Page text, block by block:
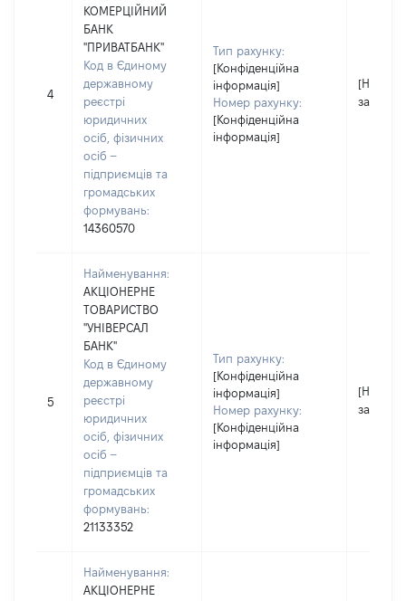
4
КОМЕРЦІЙНИЙ
БАНК
"ПРИВАТБАНК"
Код в Єдиному
державному
реєстрі
юридичних
осіб, фізичних
осіб –
підприємців та
громадських
формувань:
14360570
Тип рахунку:
[Конфіденційна
інформація]
Номер рахунку:
[Конфіденційна
інформація]
[Не
5
Найменування:
АКЦІОНЕРНЕ
ТОВАРИСТВО
"УНІВЕРСАЛ
БАНК"
Код в Єдиному
державному
реєстрі
юридичних
осіб, фізичних
осіб –
підприємців та
громадських
формувань:
21133352
Тип рахунку:
[Конфіденційна
інформація]
Номер рахунку:
[Конфіденційна
інформація]
[Не
Найменування:
АКЦІОНЕРНЕ